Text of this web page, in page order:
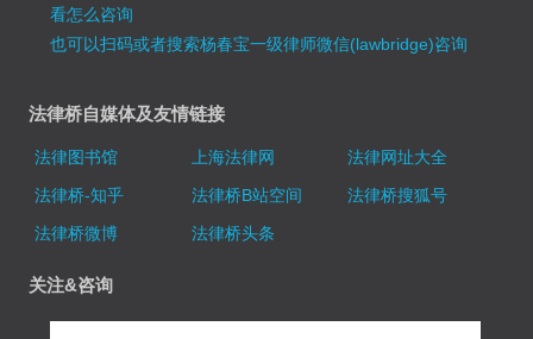
看怎么咨询
也可以扫码或者搜索杨春宝一级律师微信(lawbridge)咨询
法律桥自媒体及友情链接
法律图书馆 上海法律网
法律网址大全
法律桥-知乎
法律桥B站空间
法律桥搜狐号
法律桥微博
法律桥头条
关注&咨询